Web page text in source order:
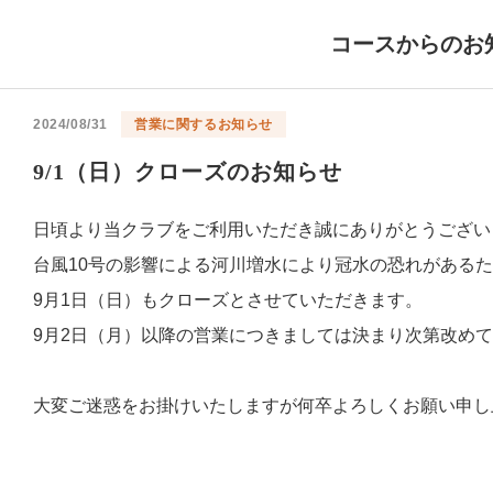
コースからのお
2024/08/31 営業に関するお知らせ
9/1（日）クローズのお知らせ
日頃より当クラブをご利用いただき誠にありがとうござ
台風10号の影響による河川増水により冠水の恐れがある
9月1日（日）もクローズとさせていただきます。
9月2日（月）以降の営業につきましては決まり次第改め
大変ご迷惑をお掛けいたしますが何卒よろしくお願い申